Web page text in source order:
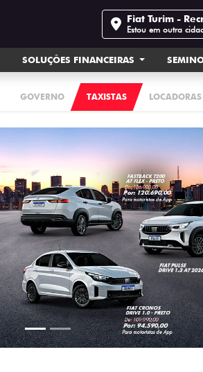
Fiat Turim -
Estou em outra
SOLUÇÕES FINANCEIRAS
GOVERNO TAXISTAS LOCADORAS